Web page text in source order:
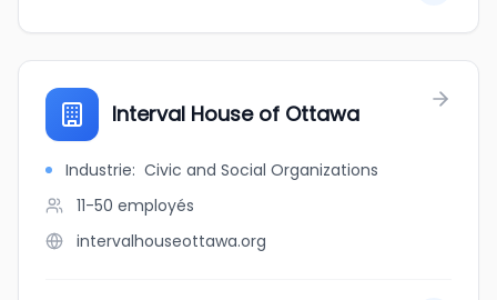
Interval House of Ottawa
Industrie: Civic and Social Organizations
11-50 employés
intervalhouseottawa.org